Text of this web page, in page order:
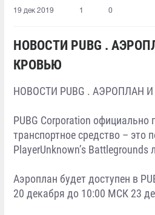
19 дек 2019 1 0
НОВОСТИ PUBG .
КРОВЬЮ
НОВОСТИ PUBG . АЭРОПЛАН
PUBG Corporation официально
транспортное средство – это
PlayerUnknown’s Battlegrounds
Аэроплан будет доступен в
20 декабря до 10:00 МСК 23